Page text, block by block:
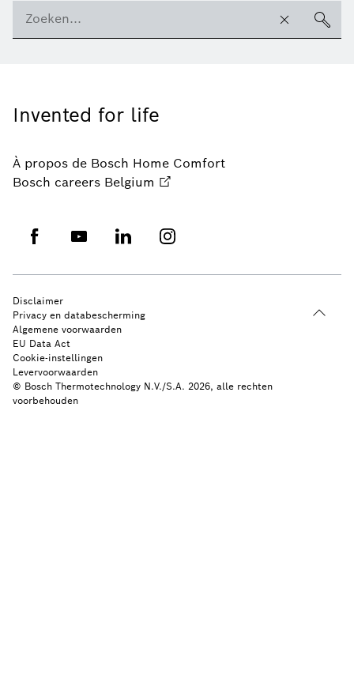
Invented for life
À propos de Bosch Home Comfort
Bosch careers Belgium
© Bosch Thermotechnology N.V./S.A. 2026, alle rechten
voorbehouden
Disclaimer
Privacy en databescherming
Algemene voorwaarden
EU Data Act
Cookie-instellingen
Levervoorwaarden